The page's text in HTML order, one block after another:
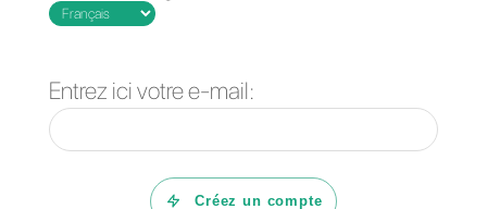
mesure de
équipeet les messages que
vous recevez quotidiennement.
Callbell a développé un panneau